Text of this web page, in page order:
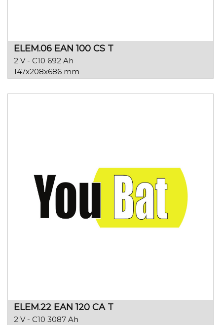
ELEM.06 EAN 100 CS T
2 V - C10 692 Ah
147x208x686 mm
ELEM.22 EAN 120 CA T
2 V - C10 3087 Ah